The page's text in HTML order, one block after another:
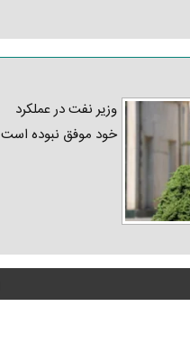
وزیر نفت در عملکرد
خود موفق نبوده است